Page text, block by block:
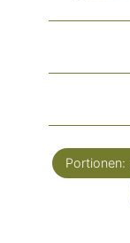
Portionen: